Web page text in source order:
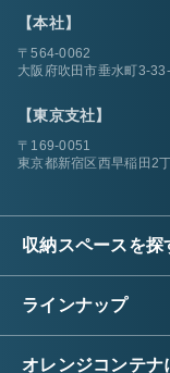
【本社】
〒564-0062
大阪府吹田市垂水町3-
【東京支社】
〒169-0051
東京都新宿区西早稲田2
収納スペースを探
ラインナップ
オレンジコンテナ